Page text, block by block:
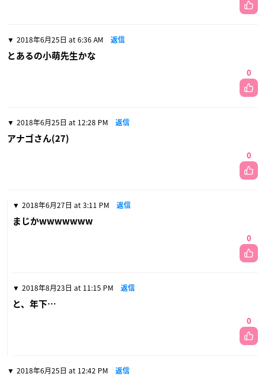
2018年6月25日 at 6:36 AM 返信
とあるの小萌先生かな
0
2018年6月25日 at 12:28 PM 返信
アナゴさん(27)
0
2018年6月27日 at 3:11 PM 返信
まじかwwwwwww
0
2018年8月23日 at 11:15 PM 返信
と、年下…
0
2018年6月25日 at 12:42 PM 返信